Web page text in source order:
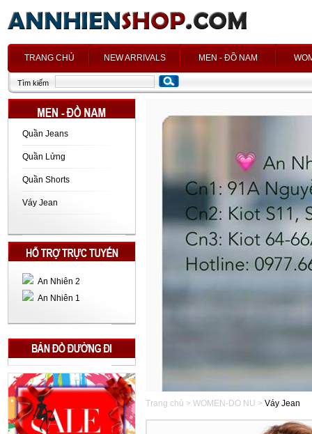
TRANG CHỦ NEW ARRIVALS MEN - ĐỒ NAM
Tìm kiếm
Quần Jeans
Quần Lửng
Quần Shorts
Váy Jean
An Nhiên 2
An Nhiên 1
Trang chủ > WOMEN-DO NU > Váy Jean